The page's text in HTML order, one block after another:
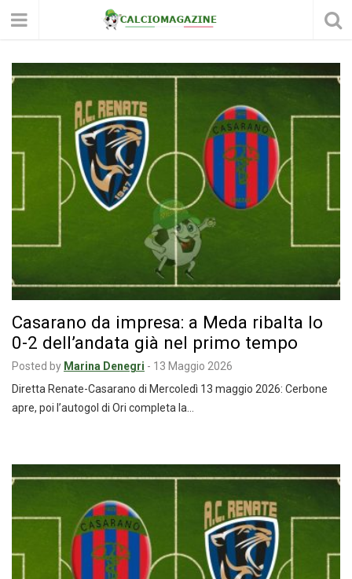
Casarano da impresa: a Meda ribalta lo
0-2 dell’andata già nel primo tempo
Posted by Marina Denegri - 13 Maggio 2026
Diretta Renate-Casarano di Mercoledì 13 maggio 2026: Cerbone
apre, poi l’autogol di Ori completa la…